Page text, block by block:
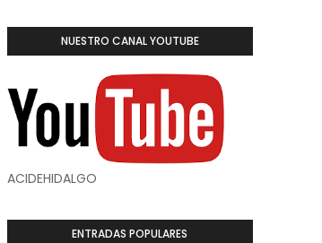
NUESTRO CANAL YOUTUBE
ACIDEHIDALGO
ENTRADAS POPULARES